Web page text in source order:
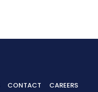
CONTACT
CAREERS